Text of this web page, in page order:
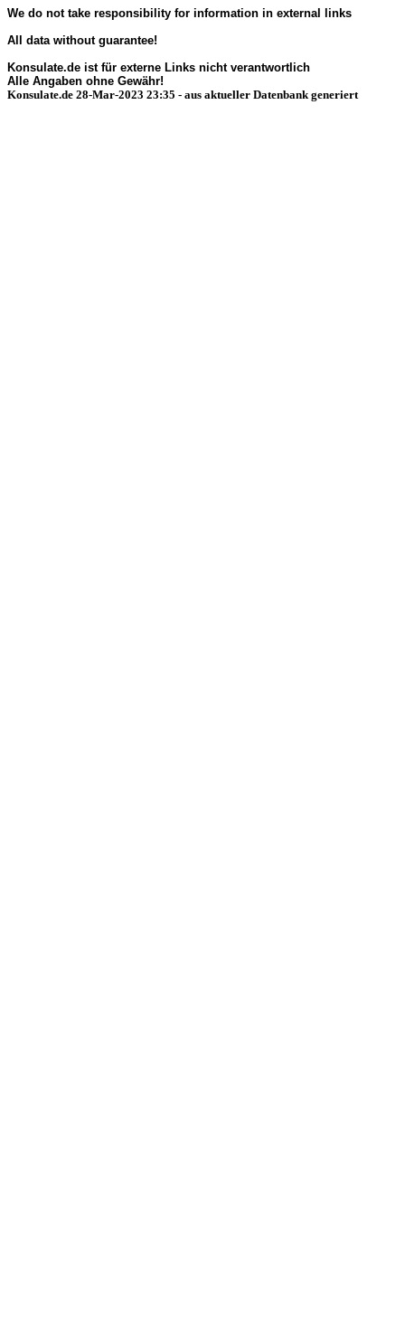
We do not take responsibility for information in external links
All data without guarantee!
Konsulate.de ist für externe Links nicht verantwortlich
Alle Angaben ohne Gewähr!
Konsulate.de 28-Mar-2023 23:35 - aus aktueller Datenbank generiert